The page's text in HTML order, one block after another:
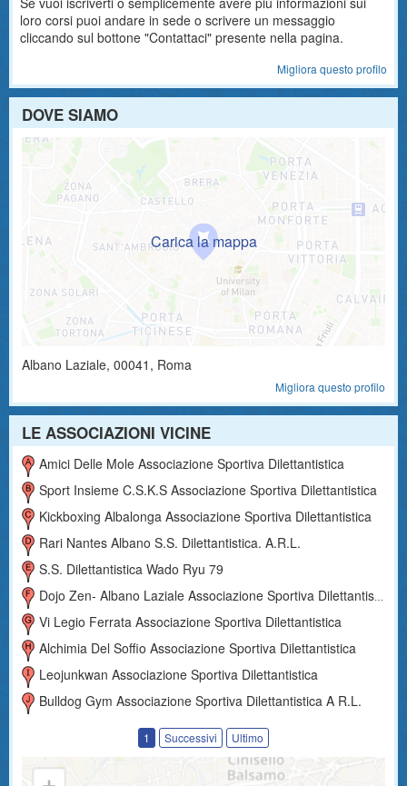
loro corsi puoi andare in sede o scrivere un messaggio
cliccando sul bottone "Contattaci" presente nella pagina.
Migliora questo profilo
DOVE SIAMO
Albano Laziale, 00041 , Roma
Migliora questo profilo
LE ASSOCIAZIONI VICINE
Amici Delle Mole Associazione Sportiva Dilettantistica
Sport Insieme C.s.k.s Associazione Sportiva Dilettantistica
Kickboxing Albalonga Associazione Sportiva Dilettantistica
Rari Nantes Albano S.s. Dilettantistica. A.r.l.
S.s. Dilettantistica Wado Ryu 79
Dojo Zen- Albano Laziale Associazione Sportiva Dilettantistica
Vi Legio Ferrata Associazione Sportiva Dilettantistica
Alchimia Del Soffio Associazione Sportiva Dilettantistica
Leojunkwan Associazione Sportiva Dilettantistica
Bulldog Gym Associazione Sportiva Dilettantistica A R.l.
1 Successivi Ultimo